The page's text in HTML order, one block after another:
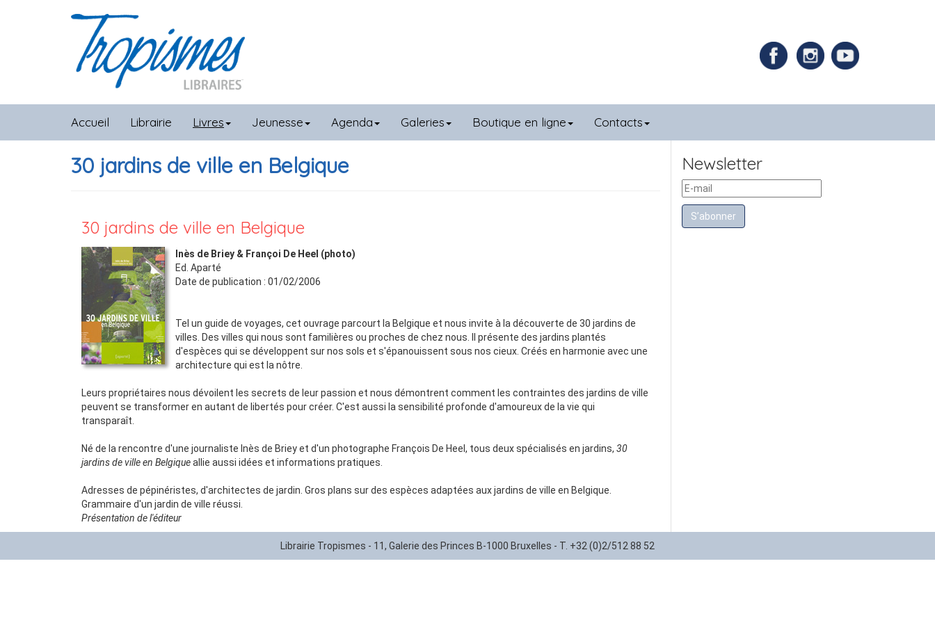
Accueil Librairie Livres Jeunesse Agenda Galeries Boutique en ligne Contacts
30 jardins de ville en Belgique
30 jardins de ville en Belgique
Inès de Briey & Françoi De Heel (photo)
Ed. Aparté
Date de publication : 01/02/2006
Tel un guide de voyages, cet ouvrage parcourt la Belgique et nous invite à la découverte de 30 jardins de
villes. Des villes qui nous sont familières ou proches de chez nous. Il présente des jardins plantés
d'espèces qui se développent sur nos sols et s'épanouissent sous nos cieux. Créés en harmonie avec une
architecture qui est la nôtre.
Leurs propriétaires nous dévoilent les secrets de leur passion et nous démontrent comment les contraintes des jardins de ville
peuvent se transformer en autant de libertés pour créer. C'est aussi la sensibilité profonde d'amoureux de la vie qui
transparaît.
Né de la rencontre d'une journaliste Inès de Briey et d'un photographe François De Heel, tous deux spécialisés en jardins, 30
jardins de ville en Belgiqueallie aussi idées et informations pratiques.
Adresses de pépinéristes, d'architectes de jardin. Gros plans sur des espèces adaptées aux jardins de ville en Belgique.
Grammaire d'un jardin de ville réussi.
Présentation de l'éditeur
Newsletter
S’abonner
Librairie Tropismes - 11, Galerie des Princes B-1000 Bruxelles - T. +32 (0)2/512 88 52